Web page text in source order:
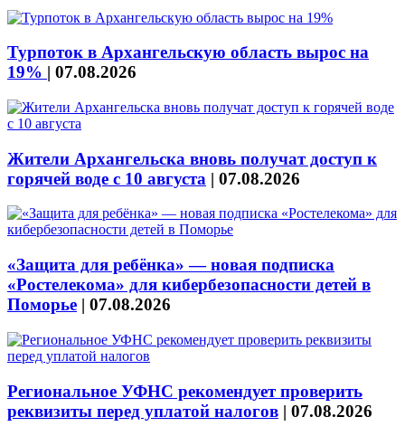
Турпоток в Архангельскую область вырос на
19% | 07.08.2026
Жители Архангельска вновь получат доступ к
горячей воде с 10 августа | 07.08.2026
«Защита для ребёнка» — новая подписка
«Ростелекома» для кибербезопасности детей в
Поморье | 07.08.2026
Региональное УФНС рекомендует проверить
реквизиты перед уплатой налогов | 07.08.2026